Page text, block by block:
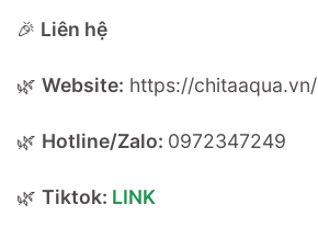
🎉 Liên hệ
🌿 Website: https://chitaaqua.vn/
🌿 Hotline/Zalo: 0972347249
🌿 Tiktok: LINK